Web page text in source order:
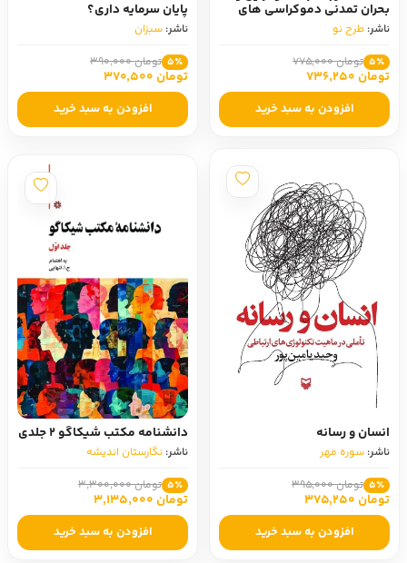
بحران تمدنی دموکراسی‌ های
لیبرال
ناشر: طرح نو
5٪ تومان 775,000
تومان 736,250
افزودن به سبد خرید
پایان سرمایه داری؟
ناشر: سبزان
5٪ تومان 390,000
تومان 370,500
افزودن به سبد خرید
انسان و رسانه
ناشر: سوره مهر
5٪ تومان 395,000
تومان 375,250
افزودن به سبد خرید
دانشنامه مکتب شیکاگو 2 جلدی
ناشر: نگارستان اندیشه
5٪ تومان 3,300,000
تومان 3,135,000
افزودن به سبد خرید